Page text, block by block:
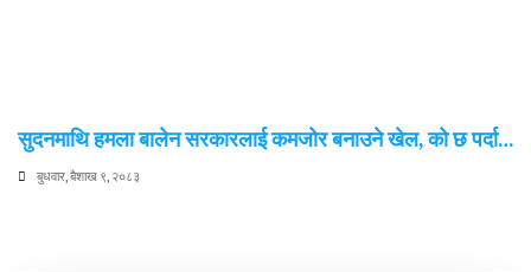
सुदनमाथि हमला बालेन सरकारलाई कमजोर बनाउने खेल, को छ पर्दा…
बुधवार, बैशाख ९, २०८३